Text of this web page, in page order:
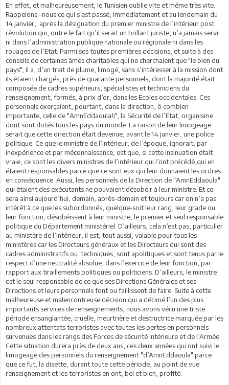
En effet, et malheureusement, le Tunisien oublie vite et même très vite.
Rappelons –nous ce qui s’est passé, immédiatement et au lendemain du
14 janvier, après la désignation du premier ministre de l’intérieur post
révolution qui, outre le fait qu’il serait un brillant juriste, n’a jamais servi
ni dans l’administration publique nationale ou régionale ni dans les
rouages de l’Etat. Parmi ses toutes premières décisions, et suite à des
conseils de certaines âmes charitables qui ne cherchaient que "le bien du
pays", il a, d’un trait de plume, limogé, sans s’intéresser à la mission dont
ils étaient chargés, près de quarante personnels, dont la majorité était
composée de cadres supérieurs, spécialistes et techniciens du
renseignement, formés, à prix d’or, dans les Ecoles occidentales. Ces
personnels exerçaient, pourtant, dans la direction, ô combien
importante, celle de "AmnEddaoulah", la Sécurité de l’Etat, organisme
dont sont dotés tous les pays du monde. La raison de leur limogeage
serait que cette direction était devenue, avant le 14 janvier, une police
politique. Ce que le ministre de l’intérieur, de l’époque, ignorait, par
inexpérience et par méconnaissance, est que, si cette insinuation était
vraie, ce sont les divers ministres de l’intérieur qui l’ont précédé,qui en
étaient responsables parce que ce sont eux qui leur donnaient les ordres
en conséquence. Aussi, les personnels de la Direction de "AmnEddaoula"
qui étaient des exécutants ne pouvaient désobéir à leur ministre. Et ce
sera ainsi aujourd’hui, demain, après-demain et toujours car on n’a pas
intérêt à ce que les subordonnés, quelque-soit leur rang, leur grade ou
leur fonction, désobéissent à leur ministre, le premier et seul responsable
politique du Département ministériel. D’ailleurs, cela n’est pas, particulier
au ministère de l’intérieur, il est, tout aussi, valable pour tous les
ministères car les Directeurs généraux et les Directeurs qui sont des
cadres administratifs ou techniques, sont apolitiques et sont tenus par le
respect d’une neutralité absolue, dans l’exercice de leur fonction, par
rapport aux tiraillements politiques ou politiciens. D’ailleurs, le ministre
est le seul responsable de ce que ses Directions Générales et ses
Directions et leurs personnels font ou faillissent de faire. Suite à cette
malheureuse et malencontreuse décision qui a décimé l’un des plus
importants services de renseignements, nous avons vécu une triste
période ensanglantée, cruelle, meurtrière et destructrice marquée par les
nombreux attentats terroristes avec toutes les pertes en personnels
survenues dans les rangs des Forces de sécurité intérieure et de l’Armée.
Cette situation durera près de deux ans, ces deux années qui ont suivi le
limogeage des personnels du renseignement "d’AmnEddaoula" parce
que ce fut, la disette, durant toute cette période, au point de vue
renseignement et les terroristes en ont, bel et bien, profité.